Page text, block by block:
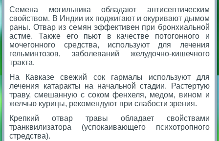
Семена могильника обладают антисептическим
свойством. В Индии их поджигают и окуривают дымом
раны. Отвар из семян эффективен при бронхиальной
астме. Также его пьют в качестве потогонного и
мочегонного средства, используют для лечения
гельминтозов, заболеваний желудочно-кишечного
тракта.
На Кавказе свежий сок гармалы используют для
лечения катаракты на начальной стадии. Растертую
траву, смешанную с соком фенхеля, медом, вином и
желчью курицы, рекомендуют при слабости зрения.
Крепкий отвар травы обладает свойствами
транквилизатора (успокаивающего психотропного
стредства).